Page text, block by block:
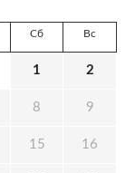
Сб Вс
1 2
8 9
15 16